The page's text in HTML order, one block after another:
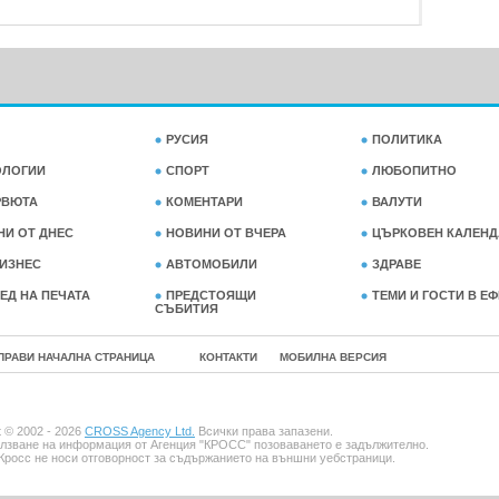
РУСИЯ ПОЛИТИКА
СПОРТ ЛЮБОПИТНО
КОМЕНТАРИ ВАЛУТИ
ОТ ДНЕС НОВИНИ ОТ ВЧЕРА ЦЪРКОВЕН
АВТОМОБИЛИ ЗДРАВЕ
НА ПЕЧАТА
ПРЕДСТОЯЩИ
СЪБИТИЯ
ТЕМИ И ГОСТИ В
НАЧАЛНА СТРАНИЦА КОНТАКТИ МОБИЛНА ВЕРСИЯ
© 2002 - 2026 CROSS Agency Ltd. Всички права запазени.
на информация от Агенция "КРОСС" позоваването е задължително.
не носи отговорност за съдържанието на външни уебстраници.